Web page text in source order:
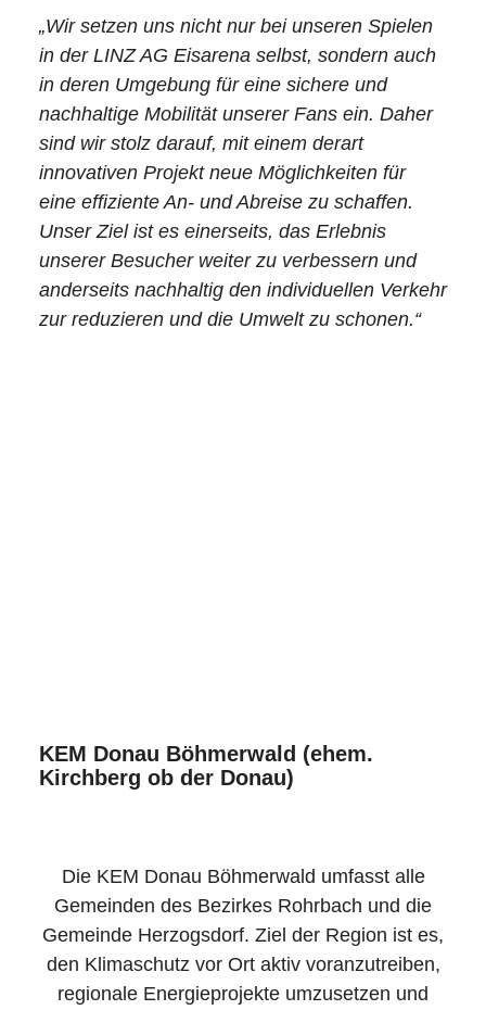
„Wir setzen uns nicht nur bei unseren Spielen
in der LINZ AG Eisarena selbst, sondern auch
in deren Umgebung für eine sichere und
nachhaltige Mobilität unserer Fans ein. Daher
sind wir stolz darauf, mit einem derart
innovativen Projekt neue Möglichkeiten für
eine effiziente An- und Abreise zu schaffen.
Unser Ziel ist es einerseits, das Erlebnis
unserer Besucher weiter zu verbessern und
anderseits nachhaltig den individuellen Verkehr
zur reduzieren und die Umwelt zu schonen.“
KEM Donau Böhmerwald (ehem.
Kirchberg ob der Donau)
Die KEM Donau Böhmerwald umfasst alle
Gemeinden des Bezirkes Rohrbach und die
Gemeinde Herzogsdorf. Ziel der Region ist es,
den Klimaschutz vor Ort aktiv voranzutreiben,
regionale Energieprojekte umzusetzen und